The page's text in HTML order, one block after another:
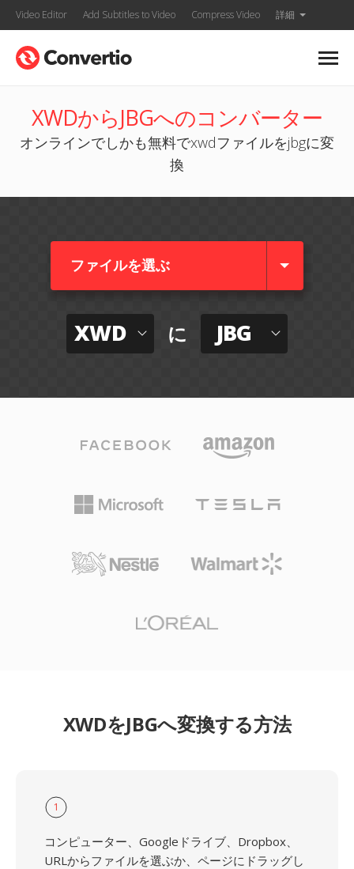
Video Editor Add Subtitles to Video Compress Video 詳細
XWDからJBGへのコンバーター
オンラインでしかも無料でxwdファイルをjbgに変
換
ファイルを選ぶ
XWD に JBG
XWDをJBGへ変換する方法
1
コンピューター、Googleドライブ、Dropbox、
URLからファイルを選ぶか、ページにドラッグし